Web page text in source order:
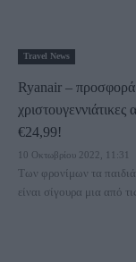
Travel News
Ryanair – προσφορά:
€24,99!
10 Οκτωβρίου 2022, 11:31
Των φρονίμων τα παιδιά
είναι σίγουρα μια από